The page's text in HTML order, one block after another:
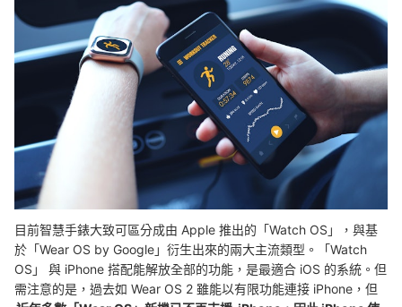
目前智慧手錶大致可區分成由 Apple 推出的「Watch OS」，與基
於「Wear OS by Google」衍生出來的兩大主流類型。「Watch
OS」 與 iPhone 搭配能解放全部的功能，是最適合 iOS 的系統。但
需注意的是，過去如 Wear OS 2 雖能以有限功能連接 iPhone，但